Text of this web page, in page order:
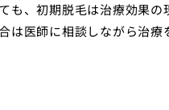
も、初期脱毛は治療効果の
は医師に相談しながら治